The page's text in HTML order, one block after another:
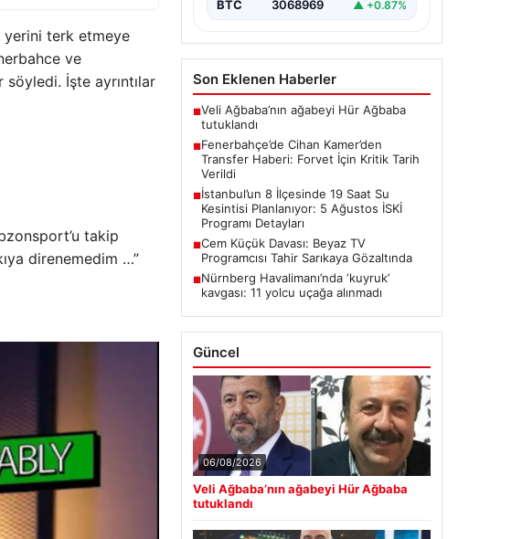
yerini terk etmeye
ve
söyledi. İşte ayrıntılar
takip
direnemedim …”
BTC 3068969 ▲ +0.87%
Son Eklenen Haberler
■Veli Ağbaba’nın ağabeyi Hür Ağbaba
tutuklandı
■Fenerbahçe’de Cihan Kamer’den
Transfer Haberi: Forvet İçin Kritik Tarih
Verildi
■İstanbul’un 8 İlçesinde 19 Saat Su
Kesintisi Planlanıyor: 5 Ağustos İSKİ
Programı Detayları
■Cem Küçük Davası: Beyaz TV
Programcısı Tahir Sarıkaya Gözaltında
■Nürnberg Havalimanı’nda ‘kuyruk’
kavgası: 11 yolcu uçağa alınmadı
Güncel
06/08/2026
Veli Ağbaba’nın ağabeyi Hür Ağbaba
tutuklandı